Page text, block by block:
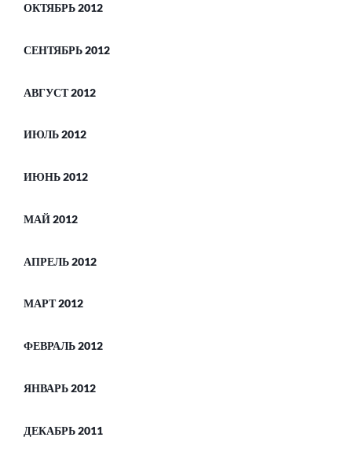
ОКТЯБРЬ 2012
СЕНТЯБРЬ 2012
АВГУСТ 2012
ИЮЛЬ 2012
ИЮНЬ 2012
МАЙ 2012
АПРЕЛЬ 2012
МАРТ 2012
ФЕВРАЛЬ 2012
ЯНВАРЬ 2012
ДЕКАБРЬ 2011